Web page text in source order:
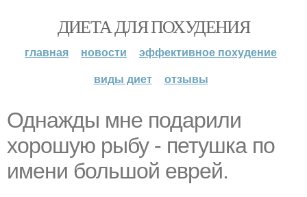
ДИЕТА ДЛЯ ПОХУДЕНИЯ
главная новости
эффективное похудение
виды диет
отзывы
Однажды мне подарили
хорошую рыбу - петушка по
имени большой еврей.